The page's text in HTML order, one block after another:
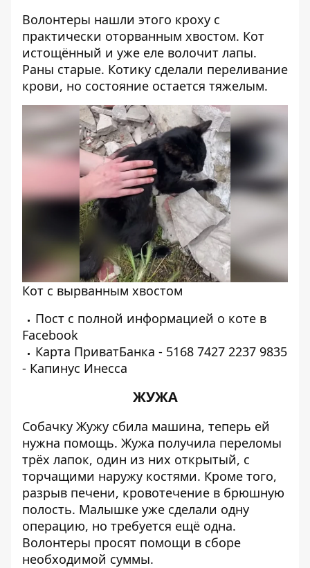
Волонтеры нашли этого кроху с
практически оторванным хвостом. Кот
истощённый и уже еле волочит лапы.
Раны старые. Котику сделали переливание
крови, но состояние остается тяжелым.
Кот с вырванным хвостом
Пост с полной информацией о коте в
Facebook
Карта ПриватБанка - 5168 7427 2237 9835
- Капинус Инесса
ЖУЖА
Собачку Жужу сбила машина, теперь ей
нужна помощь. Жужа получила переломы
трёх лапок, один из них открытый, с
торчащими наружу костями. Кроме того,
разрыв печени, кровотечение в брюшную
полость. Малышке уже сделали одну
операцию, но требуется ещё одна.
Волонтеры просят помощи в сборе
необходимой суммы.